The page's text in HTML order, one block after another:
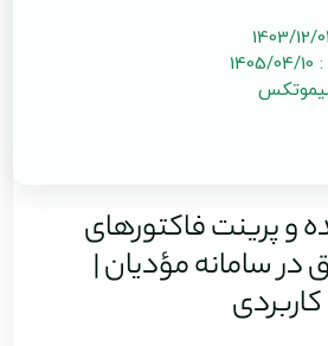
و پرینت فاکتورهای
سامانه مؤدیان |